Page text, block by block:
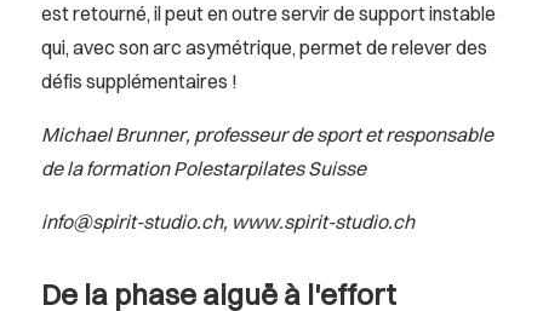
est retourné, il peut en outre servir de support instable
qui, avec son arc asymétrique, permet de relever des
défis supplémentaires !
Michael Brunner, professeur de sport et responsable
de la formation Polestarpilates Suisse
info@spirit-studio.ch, www.spirit-studio.ch
De la phase aiguë à l'effort